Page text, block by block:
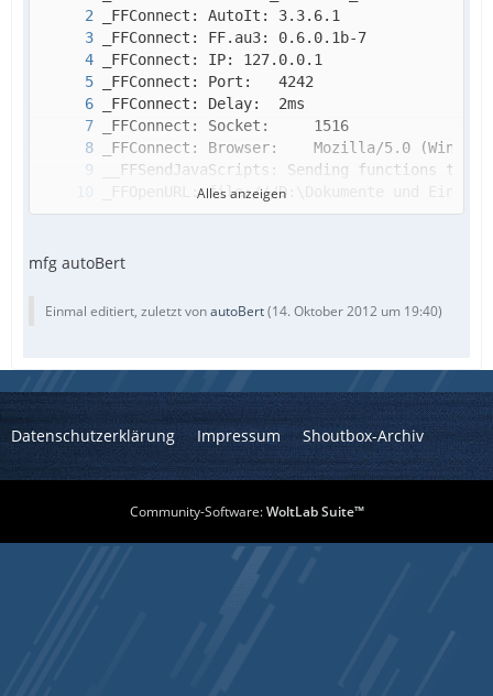
>Exit code: 0    Time: 27.369
Alles anzeigen
mfg autoBert
Einmal editiert, zuletzt vonautoBert(14. Oktober 2012 um 19:40)
Datenschutzerklärung Impressum Shoutbox-Archiv
Community-Software:WoltLab Suite™